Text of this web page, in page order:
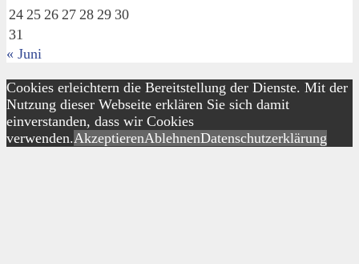
24 25 26 27 28 29 30
31
« Juni
Cookies erleichtern die Bereitstellung der Dienste. Mit der
Nutzung dieser Webseite erklären Sie sich damit
einverstanden, dass wir Cookies
verwenden.AkzeptierenAblehnenDatenschutzerklärung